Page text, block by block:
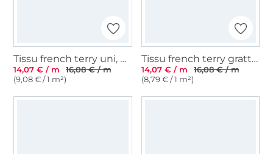
Tissu french terry uni, beige
14,07 € / m
16,08 € / m
(9,08 € / 1 m²)
Tissu french terry gratté uni, bleu pigeon
14,07 € / m
16,08 € / m
(8,79 € / 1 m²)